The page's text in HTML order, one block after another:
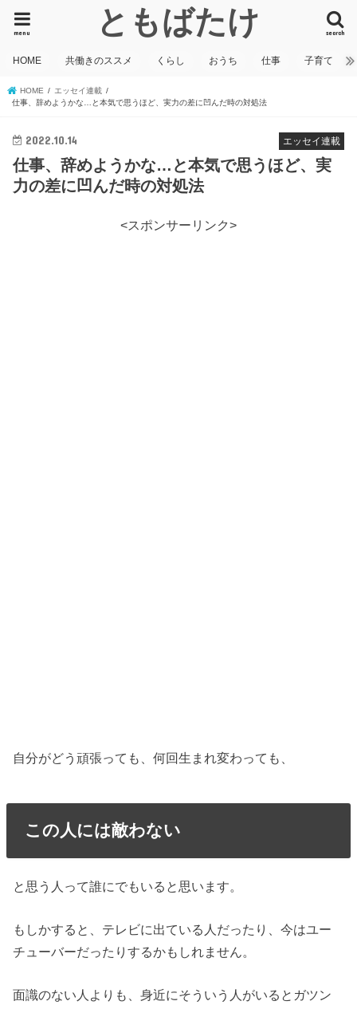
ともばたけ search
menu
HOME 共働きのススメ くらし おうち 仕事 子育て
HOME
エッセイ連載
仕事、辞めようかな…と本気で思うほど、実力の差に凹んだ時の対処法
エッセイ連載
2022.10.14
仕事、辞めようかな…と本気で思うほど、実
力の差に凹んだ時の対処法
<スポンサーリンク>
自分がどう頑張っても、何回生まれ変わっても、
この人には敵わない
と思う人って誰にでもいると思います。
もしかすると、テレビに出ている人だったり、今はユー
チューバーだったりするかもしれません。
面識のない人よりも、身近にそういう人がいるとガツン